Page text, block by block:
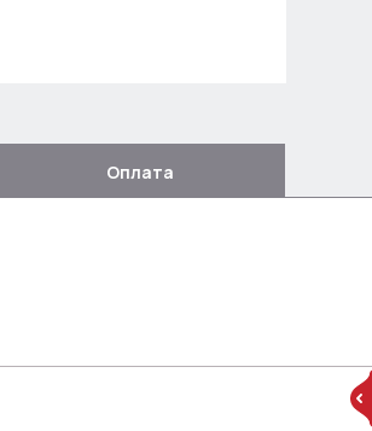
Оплата